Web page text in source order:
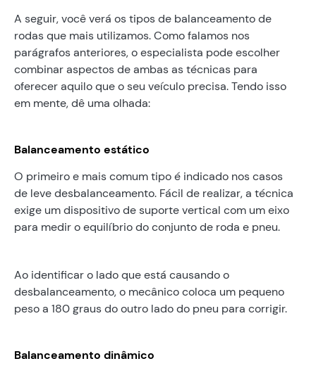
A seguir, você verá os tipos de balanceamento de
rodas que mais utilizamos. Como falamos nos
parágrafos anteriores, o especialista pode escolher
combinar aspectos de ambas as técnicas para
oferecer aquilo que o seu veículo precisa. Tendo isso
em mente, dê uma olhada:
Balanceamento estático
O primeiro e mais comum tipo é indicado nos casos
de leve desbalanceamento. Fácil de realizar, a técnica
exige um dispositivo de suporte vertical com um eixo
para medir o equilíbrio do conjunto de roda e pneu.
Ao identificar o lado que está causando o
desbalanceamento, o mecânico coloca um pequeno
peso a 180 graus do outro lado do pneu para corrigir.
Balanceamento dinâmico